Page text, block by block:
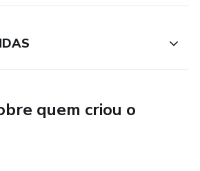
quem criou o